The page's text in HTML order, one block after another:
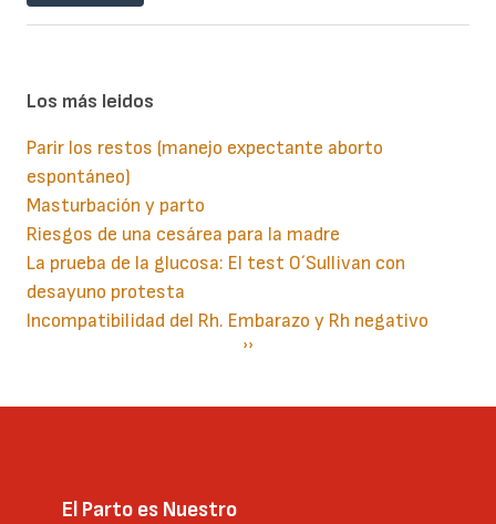
Los más leidos
Parir los restos (manejo expectante aborto
espontáneo)
Masturbación y parto
Riesgos de una cesárea para la madre
La prueba de la glucosa: El test O´Sullivan con
desayuno protesta
Incompatibilidad del Rh. Embarazo y Rh negativo
Siguiente
››
El Parto es Nuestro